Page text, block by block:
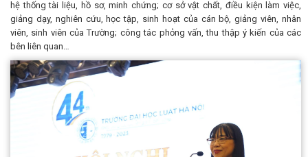
hệ thống tài liệu, hồ sơ, minh chứng; cơ sở vật chất, điều kiện làm việc,
giảng dạy, nghiên cứu, học tập, sinh hoạt của cán bộ, giảng viên, nhân
viên, sinh viên của Trường; công tác phỏng vấn, thu thập ý kiến của các
bên liên quan…